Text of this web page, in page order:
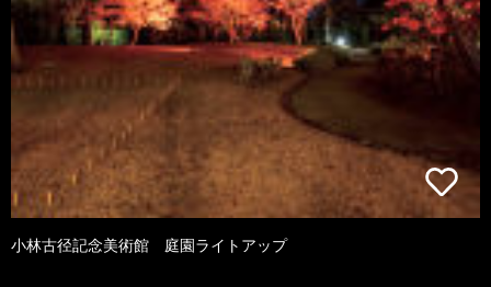
小林古径記念美術館 庭園ライトアップ